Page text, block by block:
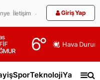
İletişim Giriş Yap
6° Hava
SporTeknolojiYaşam